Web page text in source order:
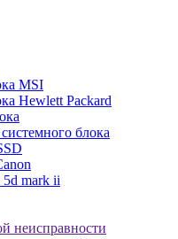
MSI
Hewlett Packard
блока
mark ii
неисправности